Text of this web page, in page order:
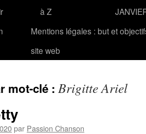
à Z
Mentions légales : but et
site web
mot-clé : Brigitte Ariel
par Passion Chanson